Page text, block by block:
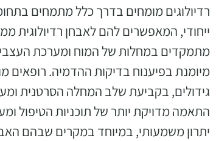
רדיולוגים מומחים בדרך כלל מתמחים
ייחודי, המאפשרים להם לאבחן רדיולוגית
מתמקדים במחלות של המוח ומערכת העצבים,
מיומנת בפיענוח בדיקות ההדמיה. רופאים
גידולים, בקביעת שלב המחלה הסרטנית
התאמה מדויקת יותר של תוכניות הטיפול
יתרון משמעותי, במיוחד במקרים שבהם